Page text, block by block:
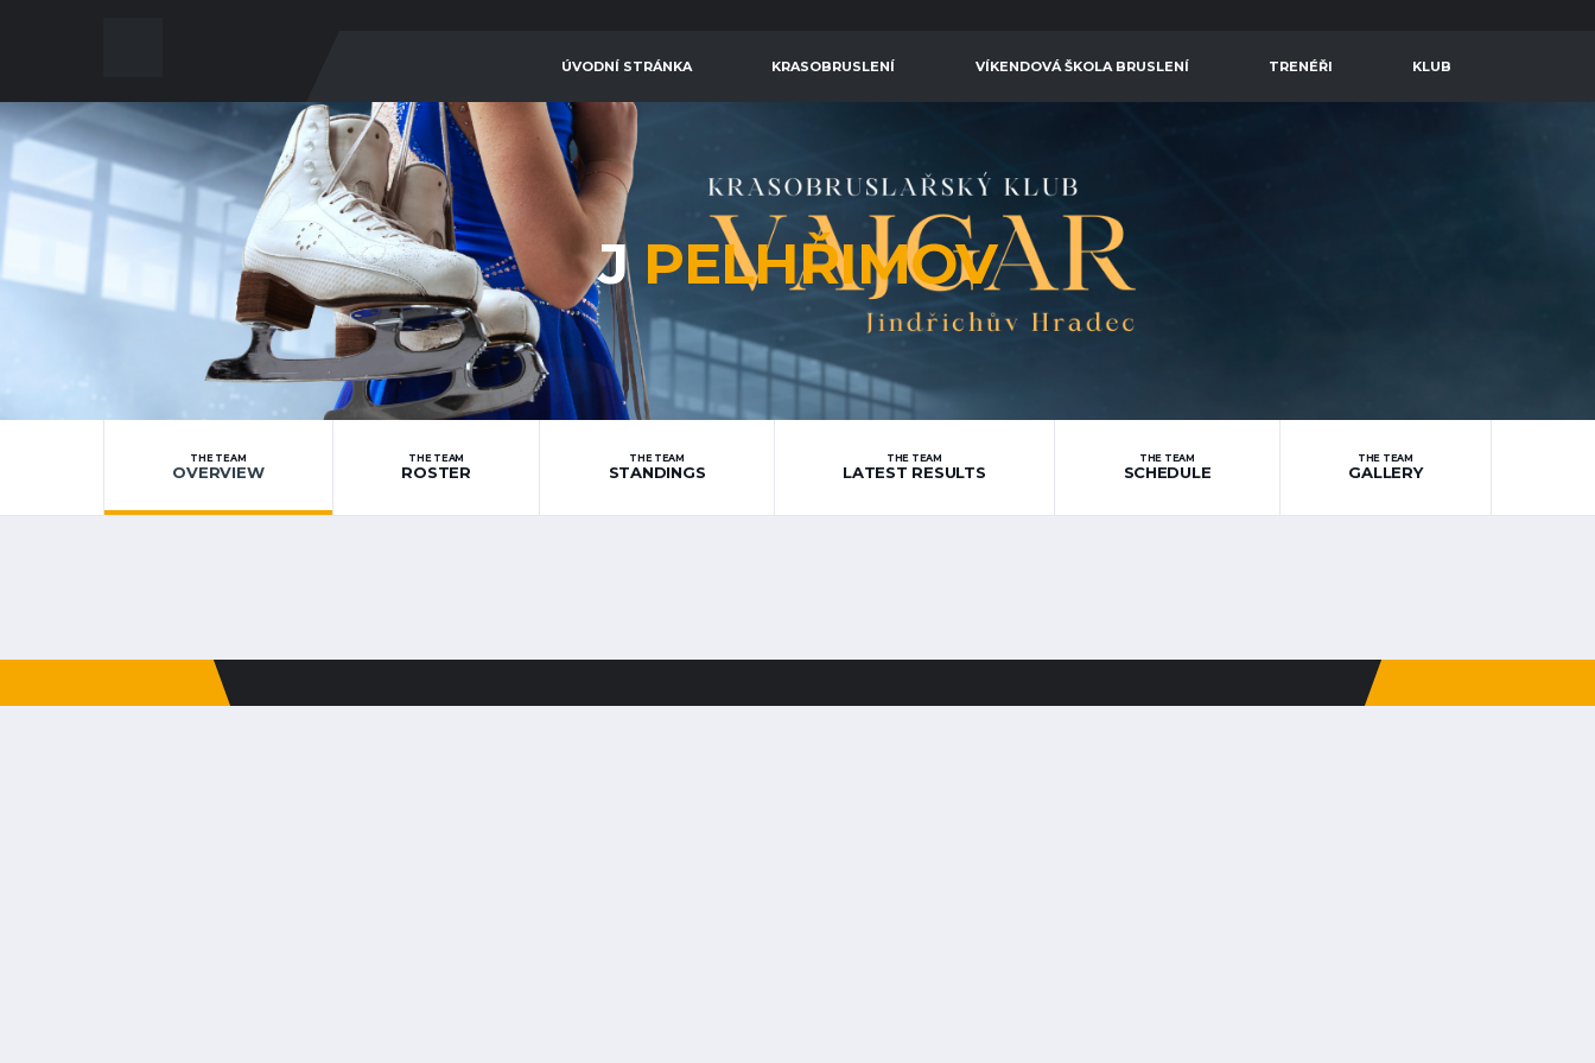
ÚVODNÍ STRÁNKA KRASOBRUSLENÍ VÍKENDOVÁ ŠKOLA BRUSLENÍ TRENÉŘI KLUB
J PELHŘIMOV
THE TEAM
OVERVIEW
THE TEAM
ROSTER
THE TEAM
STANDINGS
THE TEAM
LATEST RESULTS
THE TEAM
SCHEDULE
THE TEAM
GALLERY